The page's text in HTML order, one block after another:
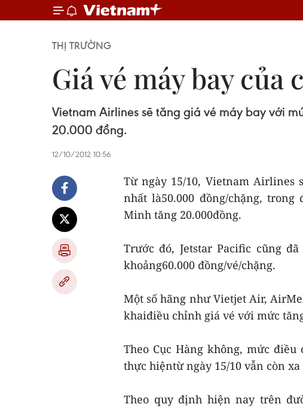
THỊ TRƯỜNG
Giá vé máy bay của
Vietnam Airlines sẽ tăng giá vé máy bay với
20.000 đồng.
12/10/2012 10:56
Từ ngày 15/10, Vietnam Airlines
nhất là50.000 đồng/chặng,
Minh tăng 20.000đồng.
Trước đó, Jetstar Pacific cũng
khoảng60.000 đồng/vé/chặng.
Một số hãng như Vietjet Air,
khaiđiều chỉnh giá vé với mức
Theo Cục Hàng không, mức
thực hiệntừ ngày 15/10 vẫn còn
Theo quy định hiện nay trên